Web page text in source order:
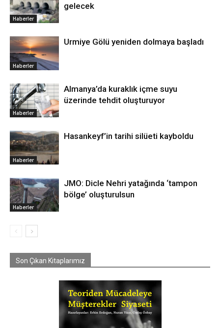
Haberler
gelecek
Haberler
Urmiye Gölü yeniden dolmaya başladı
Haberler
Almanya’da kuraklık içme suyu
üzerinde tehdit oluşturuyor
Haberler
Hasankeyf’in tarihi silüeti kayboldu
Haberler
JMO: Dicle Nehri yatağında ‘tampon
bölge’ oluşturulsun
Son Çıkan Kitaplarımız